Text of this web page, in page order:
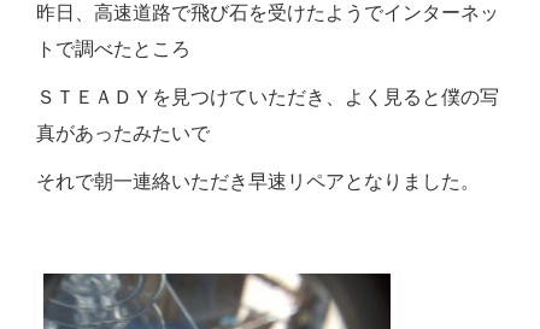
昨日、高速道路で飛び石を受けたようでインターネッ
トで調べたところ
ＳＴＥＡＤＹを見つけていただき、よく見ると僕の写
真があったみたいで
それで朝一連絡いただき早速リペアとなりました。